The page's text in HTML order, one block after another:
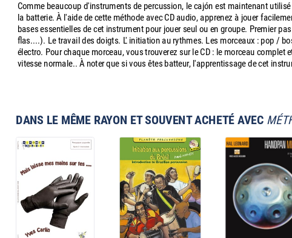
Comme beaucoup d'instruments de percussion, le cajón est maintenant
la batterie. À l'aide de cette méthode avec CD audio, apprenez à jouer
bases essentielles de cet instrument pour jouer seul ou en groupe. Premier
flas....). Le travail des doigts. L' initiation au rythmes. Les morceaux : pop /
électro. Pour chaque morceau, vous trouverez sur le CD : le morceau
vitesse normale.. À noter que si vous êtes batteur, l'apprentissage de cet
DANS LE MÊME RAYON ET SOUVENT ACHETÉ AVEC